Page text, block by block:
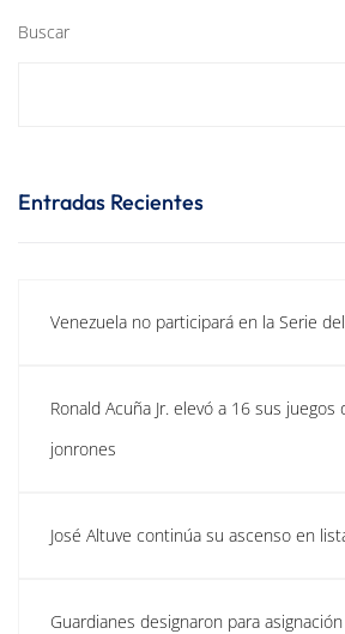
Buscar
Entradas Recientes
Venezuela no participará en la Serie
Ronald Acuña Jr. elevó a 16 sus
jonrones
José Altuve continúa su ascenso en
Guardianes designaron para